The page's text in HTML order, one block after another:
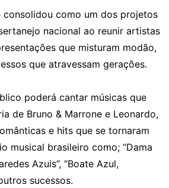
consolidou como um dos projetos
nacional ao reunir artistas
que misturam modão,
que atravessam gerações.
poderá cantar músicas que
de Bruno & Marrone e Leonardo,
e hits que se tornaram
musical brasileiro como; “Dama
Azuis”, “Boate Azul,
sucessos.